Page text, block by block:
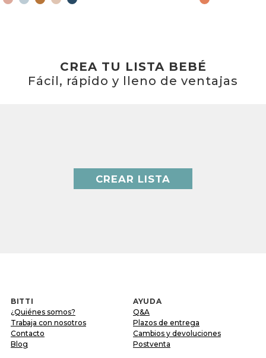
CREA TU LISTA BEBÉ
Fácil, rápido y lleno de ventajas
CREAR LISTA
BITTI
¿Quiénes somos?
Trabaja con nosotros
Contacto
Blog
AYUDA
Q&A
Plazos de entrega
Cambios y devoluciones
Postventa